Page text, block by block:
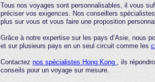
Tous nos voyages sont personnalisables, il vous
préciser vos exigences. Nos conseillers
plus sur vous et vous faire une proposition
Grâce à notre expertise sur les pays d’Asie, nous
et sur plusieurs pays en un seul circuit comme les
Contacteznos spécialistes Hong Kong, ils
conseils pour un voyage sur mesure.